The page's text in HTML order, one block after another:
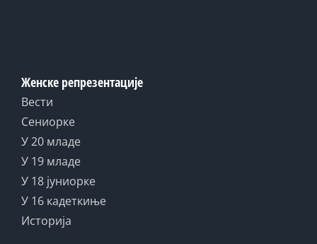
Женске репрезентације
Вести
Сениорке
У 20 младе
У 19 младе
У 18 јуниорке
У 16 кадеткиње
Историја